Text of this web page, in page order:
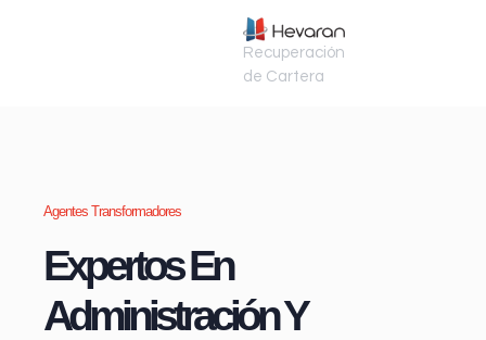
Recuperación
de Cartera
Agentes Transformadores
Expertos En
Administración Y